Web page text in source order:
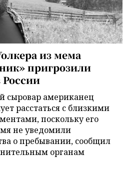
из мема
пригрозили
сыровар американец
расстаться с близкими
поскольку его
не уведомили
о пребывании, сообщил
органам